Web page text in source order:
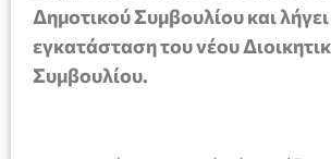
Δημοτικού Συμβουλίου και
εγκατάσταση του νέου
Συμβουλίου.